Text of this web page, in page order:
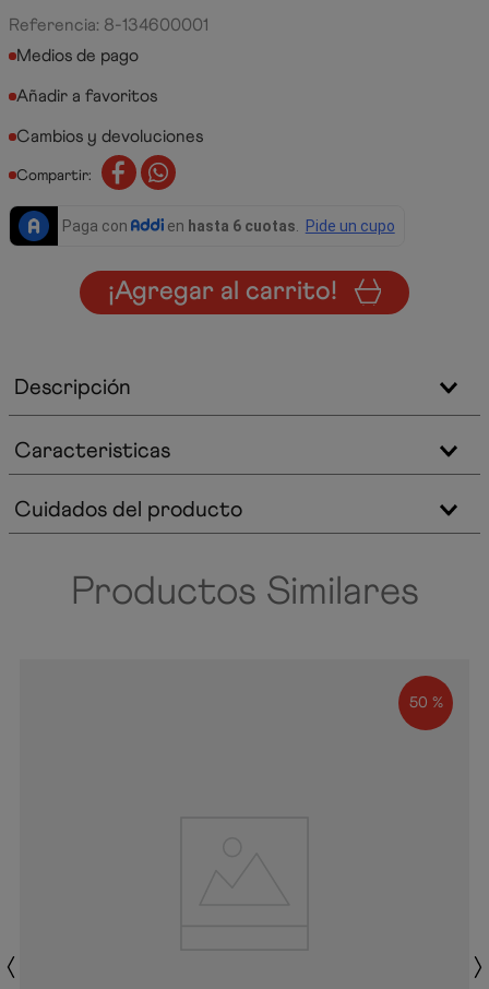
Referencia: 8-134600001
Medios de pago
Cambios y devoluciones
Compartir:
¡Agregar al carrito!
Descripción
Caracteristicas
Cuidados del producto
Productos Similares
50 %